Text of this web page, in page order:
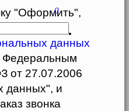
0
"Оформить",
данных
Федеральным
от 27.07.2006
данных", и
звонка